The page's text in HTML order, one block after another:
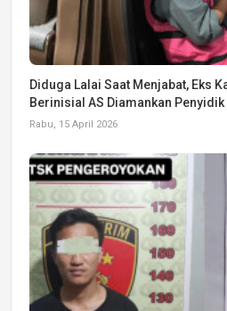
Diduga Lalai Saat Menjabat, Eks
Berinisial AS Diamankan
Rabu, 15 April 2026